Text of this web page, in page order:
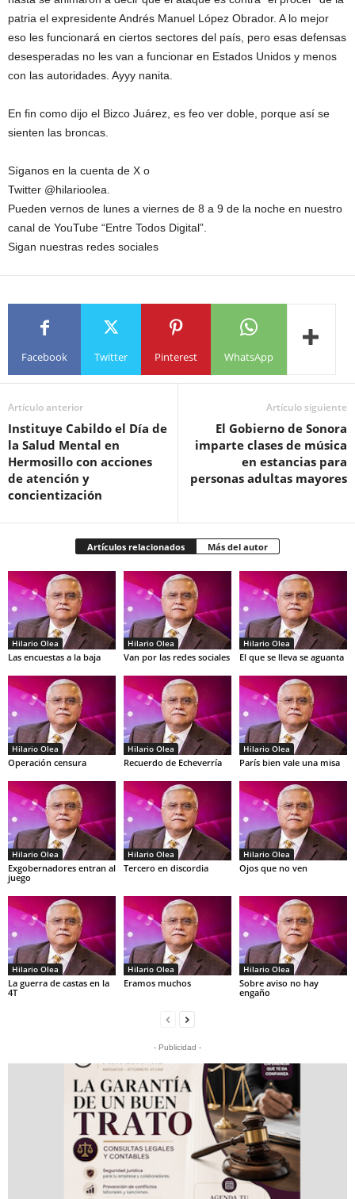
patria el expresidente Andrés Manuel López Obrador. A lo mejor
eso les funcionará en ciertos sectores del país, pero esas defensas
desesperadas no les van a funcionar en Estados Unidos y menos
con las autoridades. Ayyy nanita.
En fin como dijo el Bizco Juárez, es feo ver doble, porque así se
sienten las broncas.
Síganos en la cuenta de X o
Twitter @hilarioolea.
Pueden vernos de lunes a viernes de 8 a 9 de la noche en nuestro
canal de YouTube “Entre Todos Digital”.
Sigan nuestras redes sociales
Facebook Twitter Pinterest WhatsApp
Artículo anterior
Instituye Cabildo el Día de
la Salud Mental en
Hermosillo con acciones
de atención y
concientización
Artículo siguiente
El Gobierno de Sonora
imparte clases de música
en estancias para
personas adultas mayores
Artículos relacionados Más del autor
Hilario Olea
Las encuestas a la baja
Hilario Olea
Van por las redes sociales
Hilario Olea
El que se lleva se aguanta
Hilario Olea
Operación censura
Hilario Olea
Recuerdo de Echeverría
Hilario Olea
París bien vale una misa
Hilario Olea
Exgobernadores entran al
juego
Hilario Olea
Tercero en discordia
Hilario Olea
Ojos que no ven
Hilario Olea
La guerra de castas en la
4T
Hilario Olea
Eramos muchos
Hilario Olea
Sobre aviso no hay
engaño
- Publicidad -